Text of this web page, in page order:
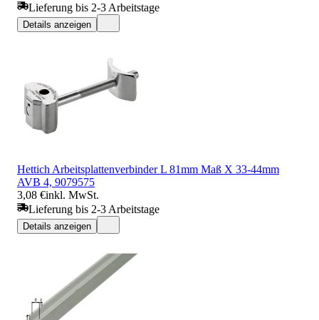
Lieferung bis 2-3 Arbeitstage
Details anzeigen
Hettich Arbeitsplattenverbinder L 81mm Maß X 33-44mm
AVB 4, 9079575
3,08 €inkl. MwSt.
Lieferung bis 2-3 Arbeitstage
Details anzeigen